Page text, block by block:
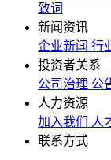
致词
新闻资讯
企业新闻 行
投资者关系
公司治理 公
人力资源
加入我们
人
联系方式